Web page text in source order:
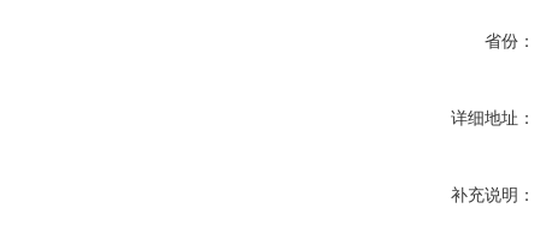
省份：
详细地址：
补充说明：